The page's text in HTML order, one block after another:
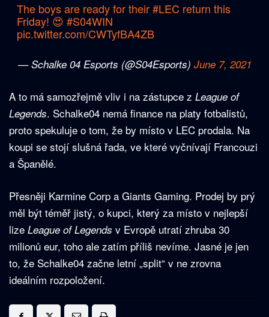
The boys are ready for their#LEC return this
Friday! 😍 #S04WIN
pic.twitter.com/CWTyfBA4ZB
— Schalke 04 Esports (@S04Esports) June 7, 2021
A to má samozřejmě vliv i na zástupce z League of
Legends. Schalke04 nemá finance na platy fotbalistů,
proto spekuluje o tom, že by místo v LEC prodala. Na
koupi se stojí slušná řada, ve které vyčnívají Francouzi
a Španělé.
Přesněji Karmine Corp a Giants Gaming. Prodej by prý
měl být téměř jistý, o kupci, který za místo v nejlepší
lize League of Legends v Evropě utratí zhruba 30
milionů eur, toho ale zatím příliš nevíme. Jasné je jen
to, že Schalke04 začne letní „split“ v ne zrovna
ideálním rozpoložení.